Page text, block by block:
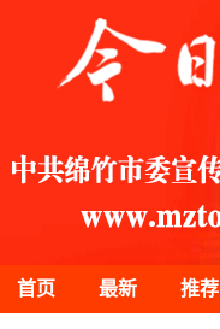
首页 最新 推荐